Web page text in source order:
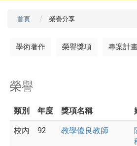
首頁 榮譽分享
學術著作 榮譽獎項 專案計
榮譽
類別 年度 獎項名稱
校內 92 教學優良教師